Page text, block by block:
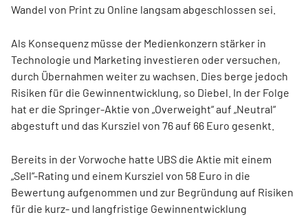
Wandel von Print zu Online langsam abgeschlossen sei.
Als Konsequenz müsse der Medienkonzern stärker in
Technologie und Marketing investieren oder versuchen,
durch Übernahmen weiter zu wachsen. Dies berge jedoch
Risiken für die Gewinnentwicklung, so Diebel. In der Folge
hat er die Springer-Aktie von „Overweight“ auf „Neutral“
abgestuft und das Kursziel von 76 auf 66 Euro gesenkt.
Bereits in der Vorwoche hatte UBS die Aktie mit einem
„Sell“-Rating und einem Kursziel von 58 Euro in die
Bewertung aufgenommen und zur Begründung auf Risiken
für die kurz- und langfristige Gewinnentwicklung